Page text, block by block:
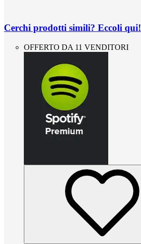
Cerchi prodotti simili? Eccoli qui!
OFFERTO DA 11 VENDITORI